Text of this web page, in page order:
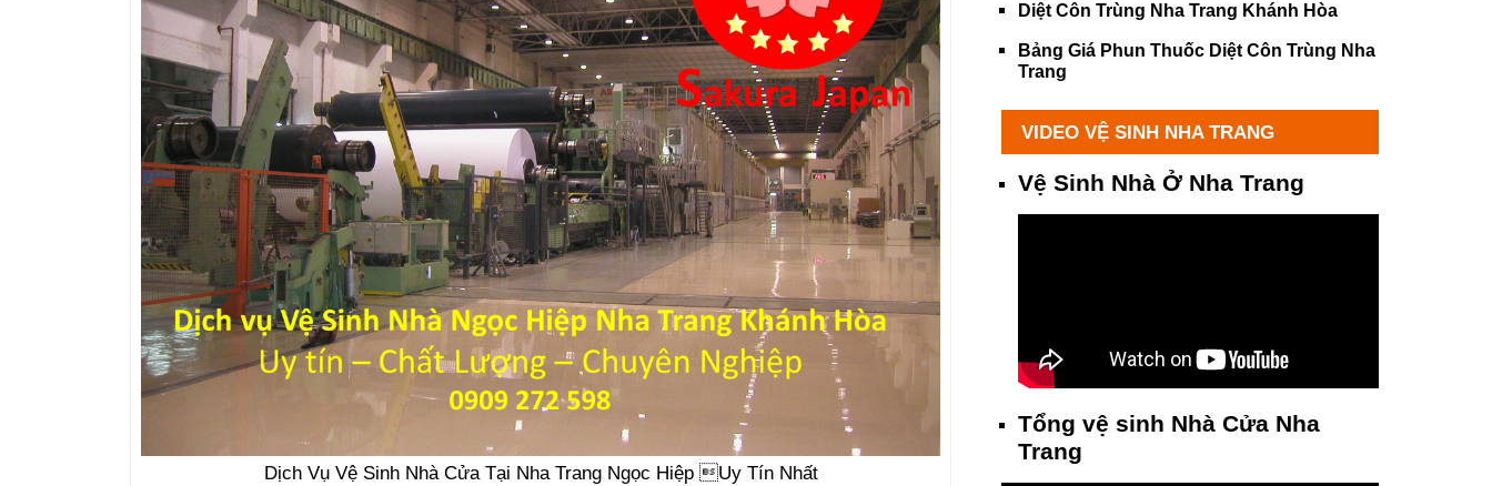
Dịch Vụ Vệ Sinh Nhà Cửa Tại Nha Trang Ngọc Hiệp Uy Tín Nhất
Diệt Côn Trùng Nha Trang Khánh Hòa
Bảng Giá Phun Thuốc Diệt Côn Trùng Nha
Trang
VIDEO VỆ SINH NHA TRANG
Vệ Sinh Nhà Ở Nha Trang
Tổng vệ sinh Nhà Cửa Nha
Trang